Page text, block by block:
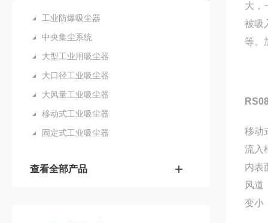
工业防爆吸尘器
中央集尘系统
大型工业用吸尘器
大口径工业吸尘器
大风量工业吸尘器
移动式工业吸尘器
固定式工业吸尘器
查看全部产品
大，
被吸
等。
移动
流入
内表
风
变小